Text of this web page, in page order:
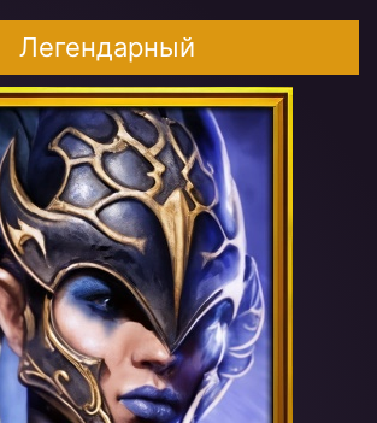
Легендарный